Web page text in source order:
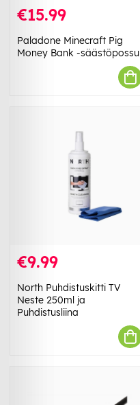
€15.99
Paladone Minecraft Pig
Money Bank -säästöpossu
€9.99
North Puhdistuskitti TV
Neste 250ml ja
Puhdistusliina